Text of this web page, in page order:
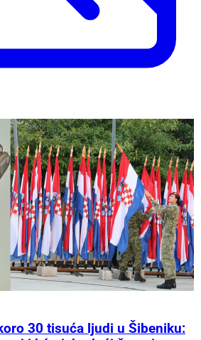
30 tisuća ljudi u Šibeniku: